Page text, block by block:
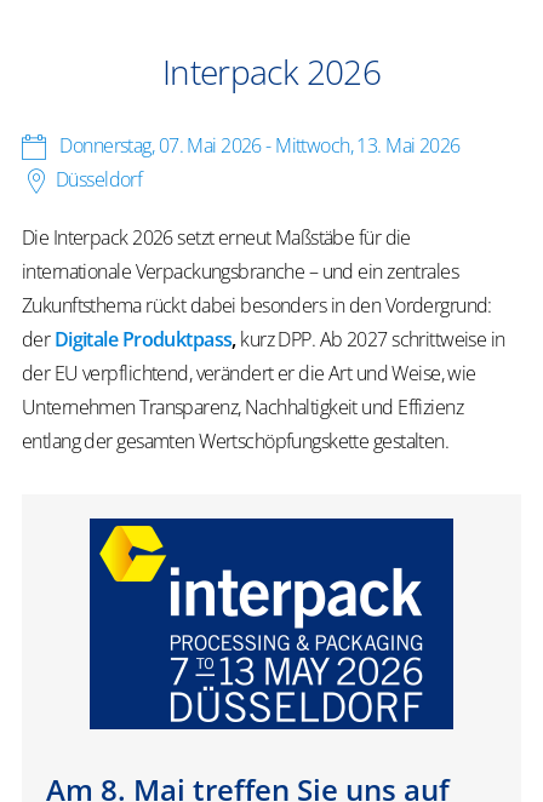
Interpack 2026
Donnerstag, 07. Mai 2026-Mittwoch, 13. Mai 2026
Düsseldorf
Die Interpack 2026 setzt erneut Maßstäbe für die
internationale Verpackungsbranche – und ein zentrales
Zukunftsthema rückt dabei besonders in den Vordergrund:
derDigitale Produktpass,kurz DPP. Ab 2027 schrittweise in
der EU verpflichtend, verändert er die Art und Weise, wie
Unternehmen Transparenz, Nachhaltigkeit und Effizienz
entlang der gesamten Wertschöpfungskette gestalten.
Am 8. Mai treffen Sie uns auf